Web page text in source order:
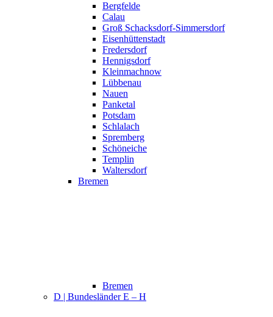
Bergfelde
Calau
Groß Schacksdorf-Simmersdorf
Eisenhüttenstadt
Fredersdorf
Hennigsdorf
Kleinmachnow
Lübbenau
Nauen
Panketal
Potsdam
Schlalach
Spremberg
Schöneiche
Templin
Waltersdorf
Bremen
Bremen
D | Bundesländer E – H